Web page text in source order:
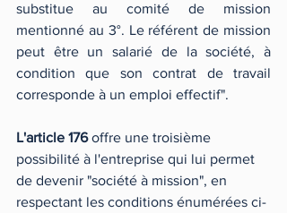
substitue au comité de mission
mentionné au 3°. Le référent de mission
peut être un salarié de la société, à
condition que son contrat de travail
corresponde à un emploi effectif".
L'article 176 offre une troisième
possibilité à l'entreprise qui lui permet
de devenir "société à mission", en
respectant les conditions énumérées ci-